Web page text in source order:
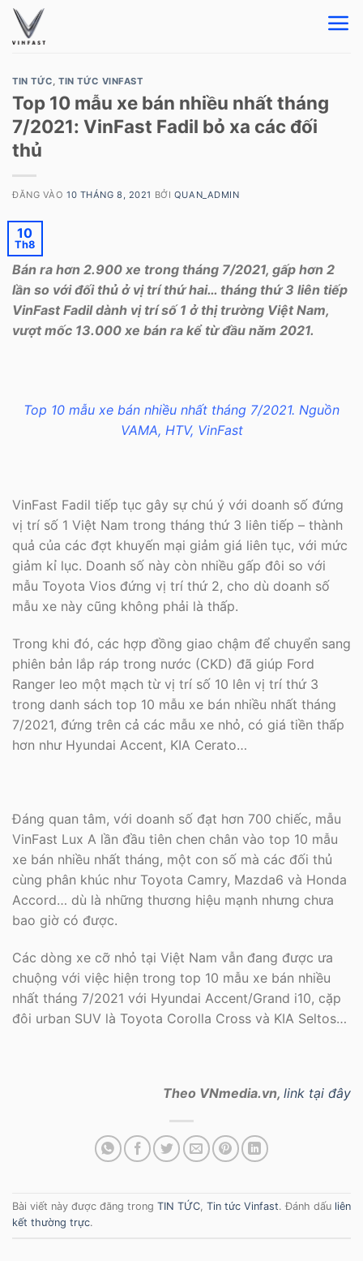
Bỏ
qua
nội
TIN TỨC,TIN TỨC VINFAST
Top 10 mẫu xe bán nhiều nhất tháng
7/2021: VinFast Fadil bỏ xa các đối
thủ
ĐĂNG VÀO10 THÁNG 8, 2021 BỞI QUAN_ADMIN
10
Th8
Bán ra hơn 2.900 xe trong tháng 7/2021, gấp hơn 2
lần so với đối thủ ở vị trí thứ hai… tháng thứ 3 liên tiếp
VinFast Fadil dành vị trí số 1 ở thị trường Việt Nam,
vượt mốc 13.000 xe bán ra kể từ đầu năm 2021.
Top 10 mẫu xe bán nhiều nhất tháng 7/2021. Nguồn
VAMA, HTV, VinFast
VinFast Fadil tiếp tục gây sự chú ý với doanh số đứng
vị trí số 1 Việt Nam trong tháng thứ 3 liên tiếp – thành
quả của các đợt khuyến mại giảm giá liên tục, với mức
giảm kỉ lục. Doanh số này còn nhiều gấp đôi so với
mẫu Toyota Vios đứng vị trí thứ 2, cho dù doanh số
mẫu xe này cũng không phải là thấp.
Trong khi đó, các hợp đồng giao chậm để chuyển sang
phiên bản lắp ráp trong nước (CKD) đã giúp Ford
Ranger leo một mạch từ vị trí số 10 lên vị trí thứ 3
trong danh sách top 10 mẫu xe bán nhiều nhất tháng
7/2021, đứng trên cả các mẫu xe nhỏ, có giá tiền thấp
hơn như Hyundai Accent, KIA Cerato…
Đáng quan tâm, với doanh số đạt hơn 700 chiếc, mẫu
VinFast Lux A lần đầu tiên chen chân vào top 10 mẫu
xe bán nhiều nhất tháng, một con số mà các đối thủ
cùng phân khúc như Toyota Camry, Mazda6 và Honda
Accord… dù là những thương hiệu mạnh nhưng chưa
bao giờ có được.
Các dòng xe cỡ nhỏ tại Việt Nam vẫn đang được ưa
chuộng với việc hiện trong top 10 mẫu xe bán nhiều
nhất tháng 7/2021 với Hyundai Accent/Grand i10, cặp
đôi urban SUV là Toyota Corolla Cross và KIA Seltos…
Theo VNmedia.vn, link tại đây
Bài viết này được đăng trong TIN TỨC Tin tức Vinfast. Đánh dấu liên
kết thường trực.